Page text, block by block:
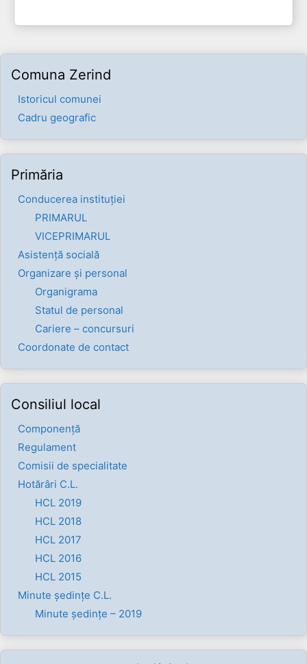
Comuna Zerind
Istoricul comunei
Cadru geografic
Primăria
Conducerea instituției
PRIMARUL
VICEPRIMARUL
Asistență socială
Organizare și personal
Organigrama
Statul de personal
Cariere – concursuri
Coordonate de contact
Consiliul local
Componenţă
Regulament
Comisii de specialitate
Hotărâri C.L.
HCL 2019
HCL 2018
HCL 2017
HCL 2016
HCL 2015
Minute ședințe C.L.
Minute ședințe – 2019